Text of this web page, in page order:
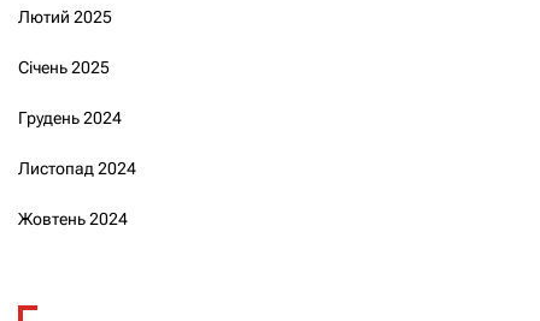
Лютий 2025
Січень 2025
Грудень 2024
Листопад 2024
Жовтень 2024